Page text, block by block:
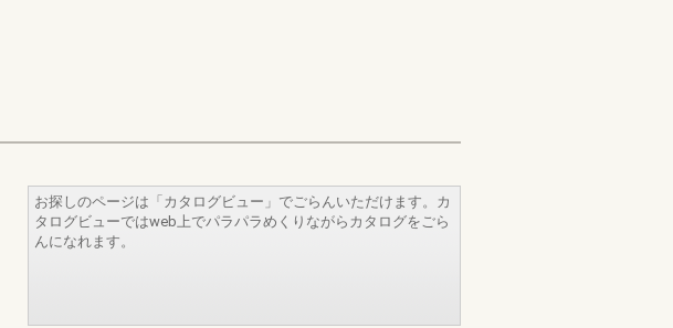
お探しのページは「カタログビュー」でごらんいただけます。カ
タログビューではweb上でパラパラめくりながらカタログをごら
んになれます。